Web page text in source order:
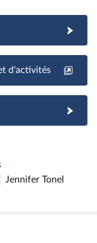
d'activités
Jennifer Tonel